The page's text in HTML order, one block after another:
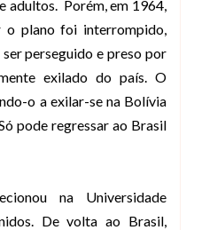
adultos.
Porém, em 1964,
plano foi interrompido,
perseguido e preso por
exilado do país. O
o a exilar-se na Bolívia
pode regressar ao Brasil
na Universidade
De volta ao Brasil,